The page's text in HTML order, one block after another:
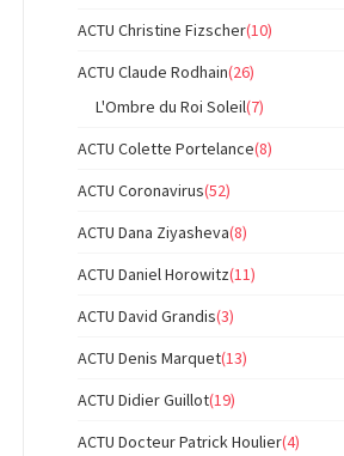
ACTU Christine Fizscher(10)
ACTU Claude Rodhain(26)
L'Ombre du Roi Soleil(7)
ACTU Colette Portelance(8)
ACTU Coronavirus(52)
ACTU Dana Ziyasheva(8)
ACTU Daniel Horowitz(11)
ACTU David Grandis(3)
ACTU Denis Marquet(13)
ACTU Didier Guillot(19)
ACTU Docteur Patrick Houlier(4)